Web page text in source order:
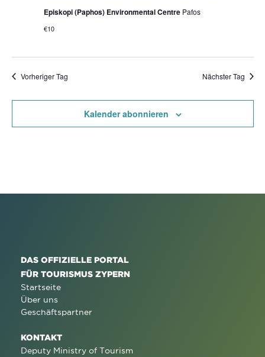
Episkopi (Paphos) Environmental Centre Pafos
€10
Vorheriger Tag Nächster Tag
Kalender abonnieren
DAS OFFIZIELLE PORTAL
FÜR TOURISMUS ZYPERN
Startseite
Über uns
Geschäftspartner
KONTAKT
Deputy Ministry of Tourism